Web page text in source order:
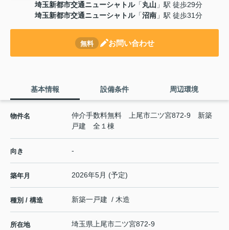
埼玉新都市交通ニューシャトル「丸山 」駅 徒歩29分
埼玉新都市交通ニューシャトル「沼南 」駅 徒歩31分
無料 お問い合わせ
基本情報 設備条件 周辺環境
物件名
仲介手数料無料 上尾市二ツ宮872-9 新築
戸建 全１棟
向き -
築年月 2026年5月 (予定)
種別 / 構造 新築一戸建 / 木造
所在地 埼玉県上尾市二ツ宮872-9